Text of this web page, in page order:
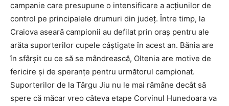
campanie care presupune o intensificare a acțiunilor de
control pe principalele drumuri din județ. Între timp, la
Craiova aseară campionii au defilat prin oraș pentru ale
arăta suporterilor cupele câștigate în acest an. Bănia are
în sfârșit cu ce să se mândrească, Oltenia are motive de
fericire și de speranțe pentru următorul campionat.
Suporterilor de la Târgu Jiu nu le mai rămâne decât să
spere că măcar vreo câteva etape Corvinul Hunedoara va